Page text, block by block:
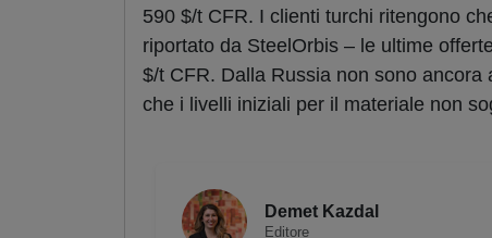
590 $/t CFR. I clienti turchi ritengono
riportato da SteelOrbis – le ultime
$/t CFR. Dalla Russia non sono
che i livelli iniziali per il materiale non
Demet Kazdal
Editore